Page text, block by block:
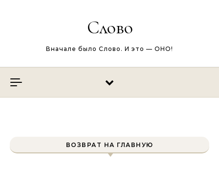
Слово
Вначале было Слово. И это — ОНО!
ВОЗВРАТ НА ГЛАВНУЮ